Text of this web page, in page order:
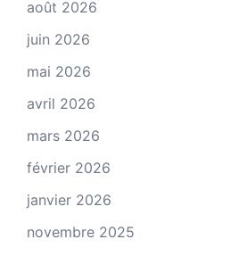
août 2026
juin 2026
mai 2026
avril 2026
mars 2026
février 2026
janvier 2026
novembre 2025